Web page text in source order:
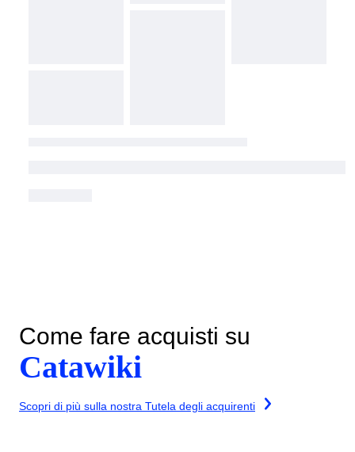
Come fare acquisti su
Catawiki
Scopri di più sulla nostra Tutela degli acquirenti